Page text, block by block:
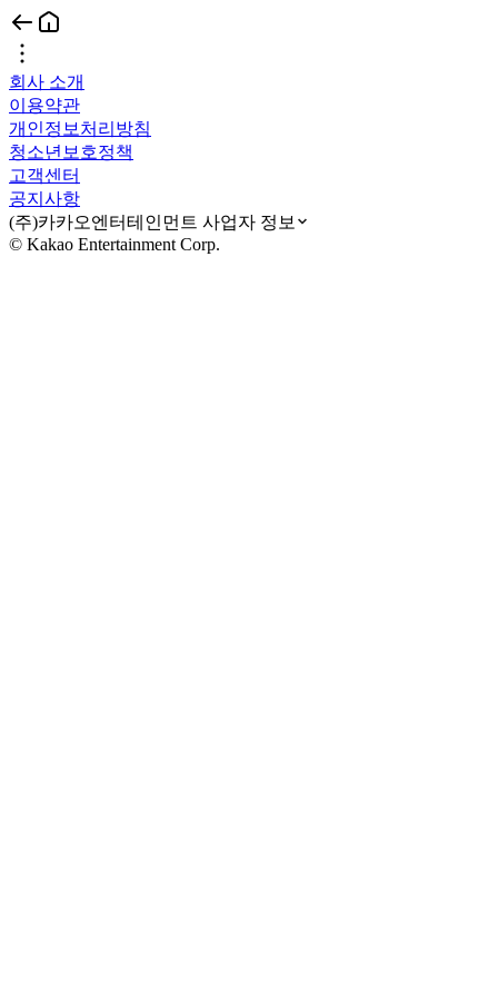
회사 소개
이용약관
개인정보처리방침
청소년보호정책
고객센터
공지사항
(주)카카오엔터테인먼트 사업자 정보
© Kakao Entertainment Corp.